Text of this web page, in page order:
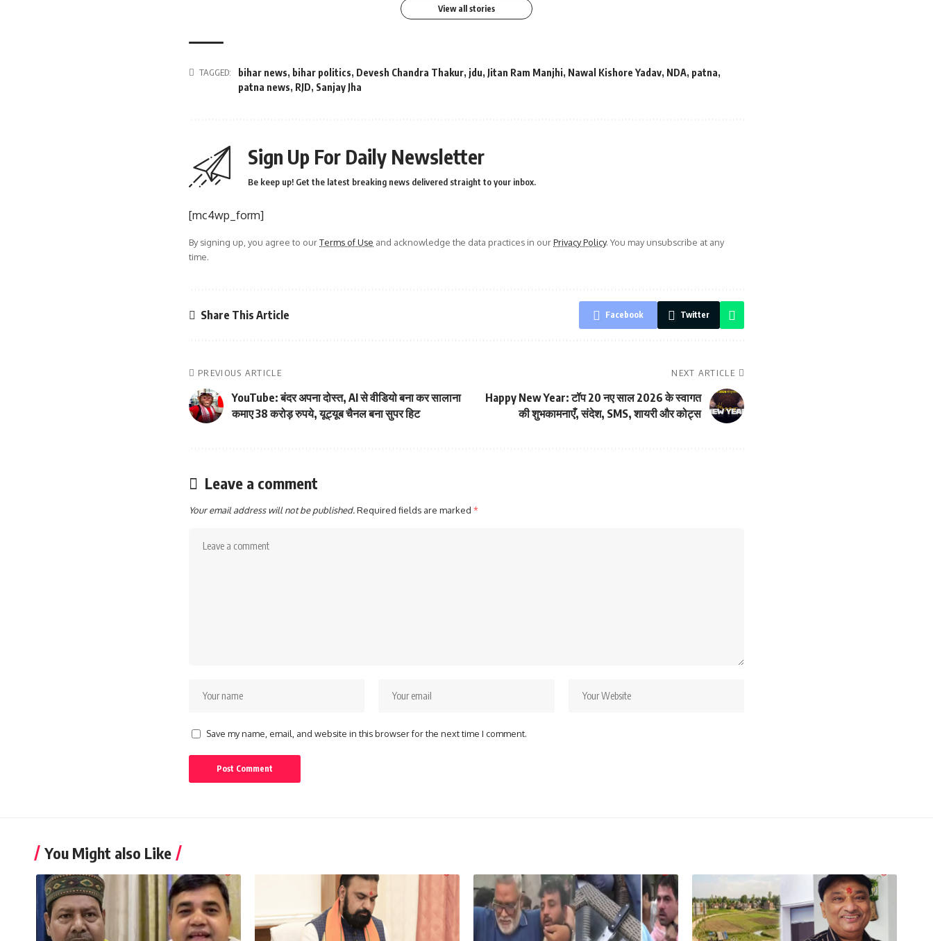
View all stories
TAGGED: bihar news, bihar politics, Devesh Chandra Thakur, jdu, Jitan Ram Manjhi, Nawal Kishore Yadav, NDA, patna,
patna news, RJD, Sanjay Jha
Sign Up For Daily Newsletter
Be keep up! Get the latest breaking news delivered straight to your inbox.
[mc4wp_form]
By signing up, you agree to ourTerms of Use and acknowledge the data practices in ourPrivacy Policy. You may unsubscribe at any
time.
Share This Article Facebook Twitter
PREVIOUS ARTICLE
YouTube: बंदर अपना दोस्त, AI से वीडियो बना कर सालाना
कमाए 38 करोड़ रुपये, यूट्यूब चैनल बना सुपर हिट
NEXT ARTICLE
Happy New Year: टॉप 20 नए साल 2026 के स्वागत
की शुभकामनाएँ, संदेश, SMS, शायरी और कोट्स
Leave a comment
Your email address will not be published.Required fields are marked *
Save my name, email, and website in this browser for the next time I comment.
You Might also Like